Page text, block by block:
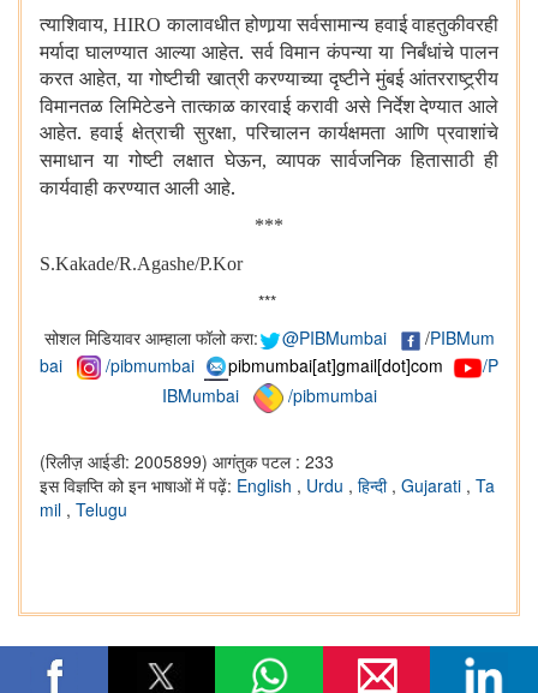
त्याशिवाय, HIROकालावधीत होणार्‍या सर्वसामान्य हवाई वाहतुकीवरही
मर्यादा घालण्यात आल्या आहेत. सर्व विमान कंपन्या या निर्बंधांचे पालन
करत आहेत,या गोष्टीची खात्री करण्याच्या दृष्टीने मुंबई आंतरराष्ट्र्रीय
विमानतळ लिमिटेडने तात्काळ कारवाई करावी असे निर्देश देण्यात आले
आहेत. हवाई क्षेत्राची सुरक्षा,परिचालन कार्यक्षमता आणि प्रवाशांचे
समाधान या गोष्टी लक्षात घेऊन,व्यापक सार्वजनिक हितासाठी ही
कार्यवाही करण्यात आली आहे.
***
S.Kakade/R.Agashe/P.Kor
***
सोशल मिडियावर आम्हाला फॉलो करा:
@PIBMumbai /PIBMum
bai
/pibmumbai pibmumbai[at]gmail[dot]com
/P
IBMumbai
/pibmumbai
(रिलीज़ आईडी: 2005899) आगंतुक पटल : 233
इस विज्ञप्ति को इन भाषाओं में पढ़ें: English , Urdu , हिन्दी , Gujarati , Ta
mil , Telugu